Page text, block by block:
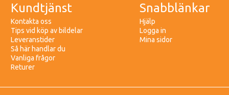
Kundtjänst
Kontakta oss
Tips vid köp av bildelar
Leveranstider
Så här handlar du
Vanliga frågor
Returer
Snabblänkar
Hjälp
Logga in
Mina sidor